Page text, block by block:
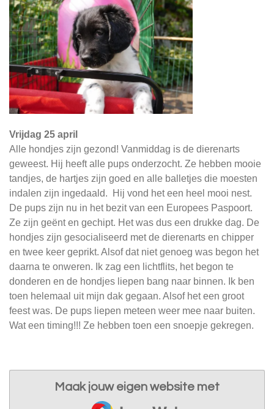
Vrijdag 25 april
Alle hondjes zijn gezond! Vanmiddag is de dierenarts
geweest. Hij heeft alle pups onderzocht. Ze hebben mooie
tandjes, de hartjes zijn goed en alle balletjes die moesten
indalen zijn ingedaald. Hij vond het een heel mooi nest.
De pups zijn nu in het bezit van een Europees Paspoort.
Ze zijn geënt en gechipt. Het was dus een drukke dag. De
hondjes zijn gesocialiseerd met de dierenarts en chipper
en twee keer geprikt. Alsof dat niet genoeg was begon het
daarna te onweren. Ik zag een lichtflits, het begon te
donderen en de hondjes liepen bang naar binnen. Ik ben
toen helemaal uit mijn dak gegaan. Alsof het een groot
feest was. De pups liepen meteen weer mee naar buiten.
Wat een timing!!! Ze hebben toen een snoepje gekregen.
Maak jouw eigen website met
JouwWeb